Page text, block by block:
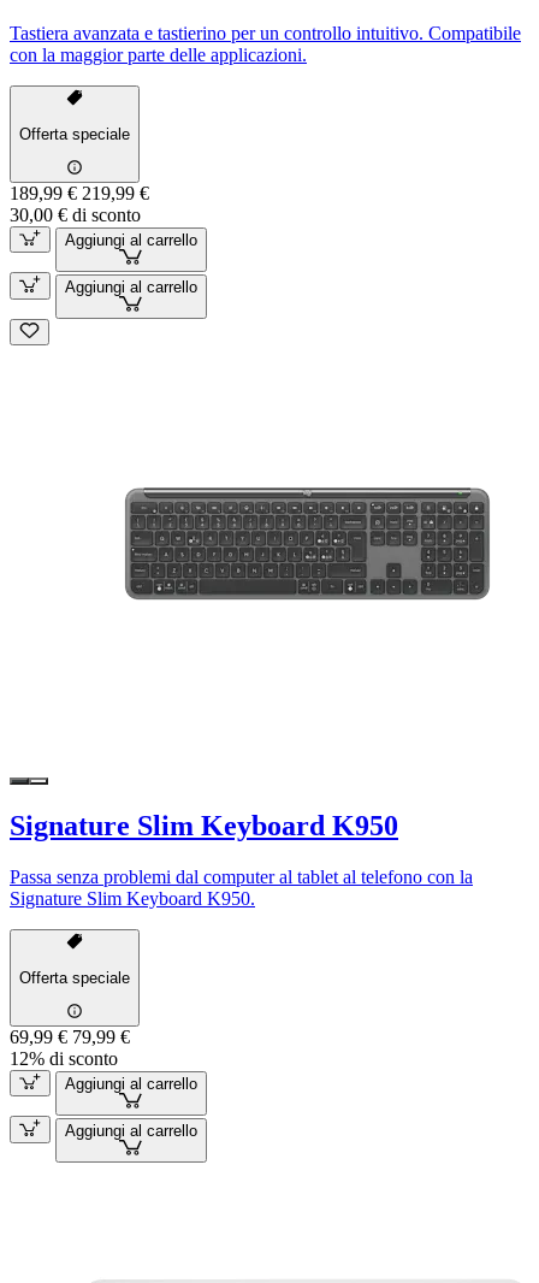
Tastiera avanzata e tastierino per un controllo intuitivo. Compatibile
con la maggior parte delle applicazioni.
Offerta speciale
189,99 € 219,99 €
30,00 € di sconto
Aggiungi al carrello
Aggiungi al carrello
Signature Slim Keyboard K950
Passa senza problemi dal computer al tablet al telefono con la
Signature Slim Keyboard K950.
Offerta speciale
69,99 € 79,99 €
12% di sconto
Aggiungi al carrello
Aggiungi al carrello